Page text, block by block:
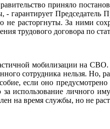
приняло
- гарантирует
не расторгнуты. За ними
трудового договора по
мобилизации на СВО.
сотрудника нельзя. Но,
если оно
использование личного
на время службы, но не